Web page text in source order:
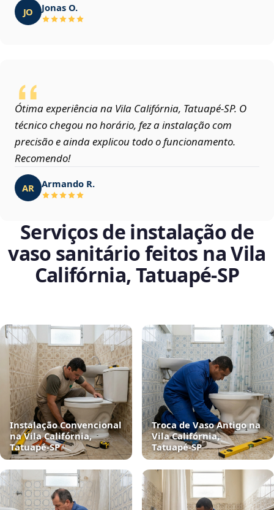
JO Jonas O.
Ótima experiência na Vila Califórnia, Tatuapé‑SP. O
técnico chegou no horário, fez a instalação com
precisão e ainda explicou todo o funcionamento.
Recomendo!
AR Armando R.
Serviços de instalação de
vaso sanitário feitos na Vila
Califórnia, Tatuapé‑SP
Instalação Convencional
na Vila Califórnia,
Tatuapé‑SP
Troca de Vaso Antigo na
Vila Califórnia,
Tatuapé‑SP